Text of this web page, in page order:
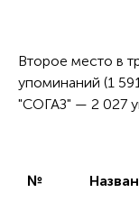
Второе место в
упоминаний (1
"СОГАЗ" — 2 027
№